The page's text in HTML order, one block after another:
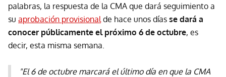
palabras, la respuesta de la CMA que dará seguimiento a
su aprobación provisionalde hace unos días se dará a
conocer públicamente el próximo 6 de octubre, es
decir, esta misma semana.
"El 6 de octubre marcará el último día en que la CMA